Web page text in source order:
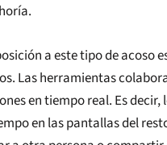
a este tipo de acoso
Las herramientas
en tiempo real. Es
en las pantallas del